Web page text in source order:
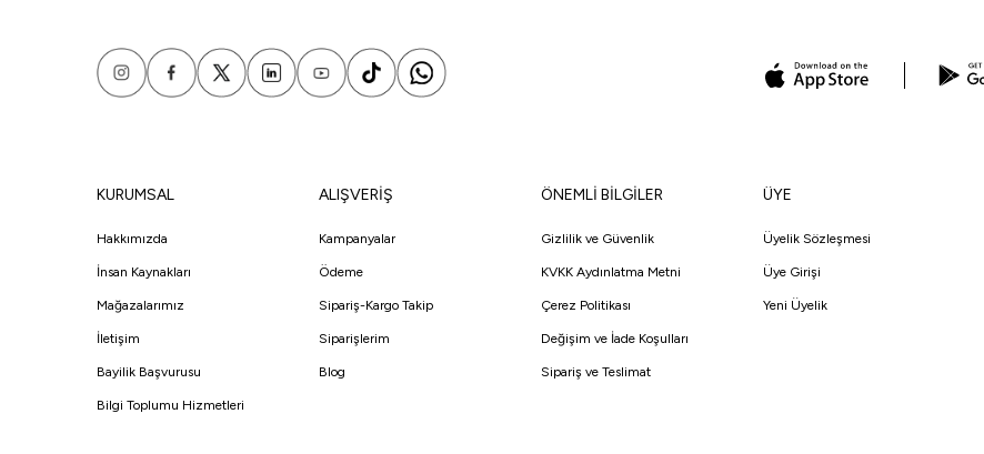
KURUMSAL
Hakkımızda
İnsan Kaynakları
Mağazalarımız
İletişim
Bayilik Başvurusu
Bilgi Toplumu Hizmetleri
ALIŞVERİŞ
Kampanyalar
Ödeme
Sipariş-Kargo Takip
Siparişlerim
Blog
ÖNEMLİ BİLGİLER
Gizlilik ve Güvenlik
KVKK Aydınlatma Metni
Çerez Politikası
Değişim ve İade Koşulları
Sipariş ve Teslimat
ÜYE
Üyelik Sözleşmesi
Üye Girişi
Yeni Üyelik